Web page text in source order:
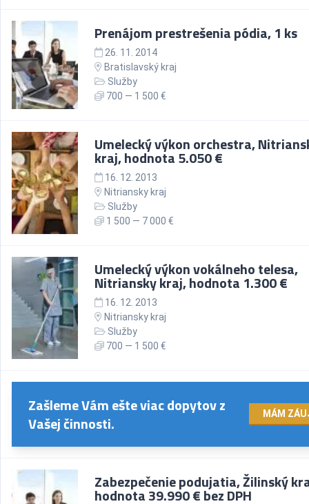
Prenájom prestrešenia pódia, 1 ks
26. 11. 2014
Bratislavský kraj
Služby
700 — 1 500 €
Umelecký výkon orchestra,
kraj, hodnota 5.050 €
16. 12. 2013
Nitriansky kraj
Služby
1 500 — 7 000 €
Umelecký výkon vokálneho telesa,
Nitriansky kraj, hodnota 1.300 €
16. 12. 2013
Nitriansky kraj
Služby
700 — 1 500 €
Zašleme Vám ešte viac dopytov z
Vašej činnosti.
MÁM
Zabezpečenie podujatia, Žilinský
hodnota 39.990 € bez DPH